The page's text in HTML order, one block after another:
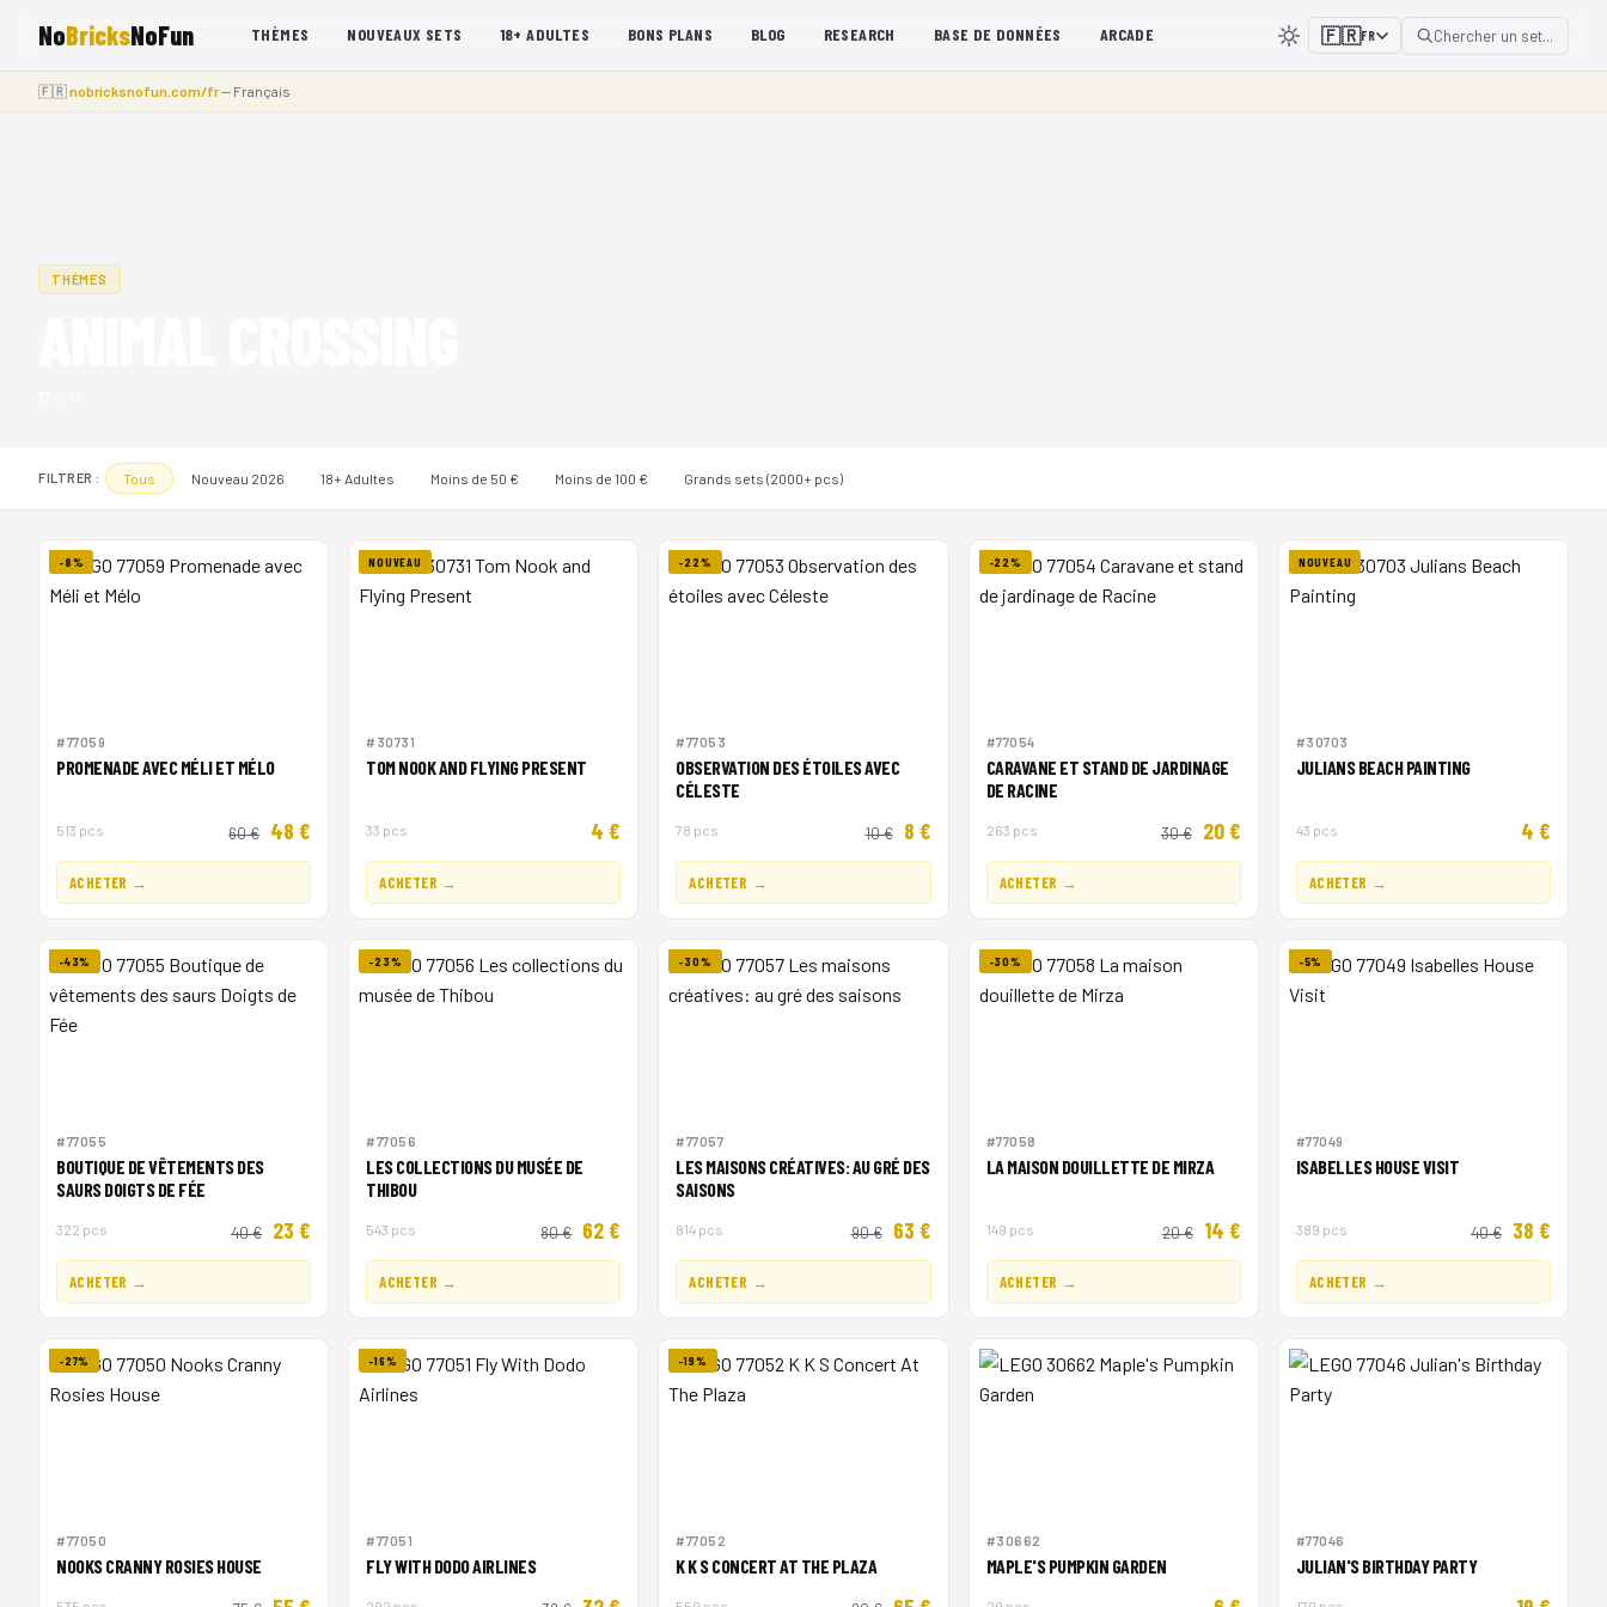
NoBricksNoFun THÈMES NOUVEAUX SETS 18+ ADULTES BONS PLANS BLOG RESEARCH BASE DE DONNÉES ARCADE 🇫🇷FR Chercher un set...
🇫🇷nobricksnofun.com/fr— Français
THÈMES
FILTRER : Tous Nouveau 2026 18+ Adultes Moins de 50 € Moins de 100 € Grands sets (2000+ pcs)
-8%
#77059
PROMENADE AVEC MÉLI ET MÉLO
513 pcs 60 € 48 €
ACHETER →
NOUVEAU
#30731
TOM NOOK AND FLYING PRESENT
33 pcs 4 €
ACHETER →
-22%
#77053
OBSERVATION DES ÉTOILES AVEC
CÉLESTE
78 pcs 10 € 8 €
ACHETER →
-22%
#77054
CARAVANE ET STAND DE JARDINAGE
DE RACINE
263 pcs 30 € 20 €
ACHETER →
NOUVEAU
#30703
JULIANS BEACH PAINTING
43 pcs 4 €
ACHETER →
-43%
#77055
BOUTIQUE DE VÊTEMENTS DES
SAURS DOIGTS DE FÉE
322 pcs 40 € 23 €
ACHETER →
-23%
#77056
LES COLLECTIONS DU MUSÉE DE
THIBOU
543 pcs 80 € 62 €
ACHETER →
-30%
#77057
LES MAISONS CRÉATIVES: AU GRÉ DES
SAISONS
814 pcs 90 € 63 €
ACHETER →
-30%
#77058
LA MAISON DOUILLETTE DE MIRZA
149 pcs 20 € 14 €
ACHETER →
-5%
#77049
ISABELLES HOUSE VISIT
389 pcs 40 € 38 €
ACHETER →
-27%
#77050
NOOKS CRANNY ROSIES HOUSE
-16%
#77051
FLY WITH DODO AIRLINES
-19%
#77052
K K S CONCERT AT THE PLAZA
#30662
MAPLE'S PUMPKIN GARDEN
#77046
JULIAN'S BIRTHDAY PARTY